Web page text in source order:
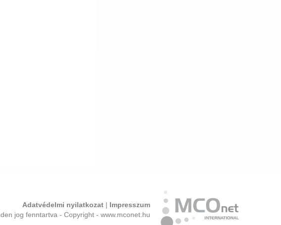
Adatvédelmi nyilatkozat | Impresszum
jog fenntartva - Copyright - www.mconet.hu